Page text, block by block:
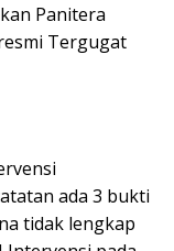
Panitera
Tergugat
ada 3 bukti
tidak lengkap